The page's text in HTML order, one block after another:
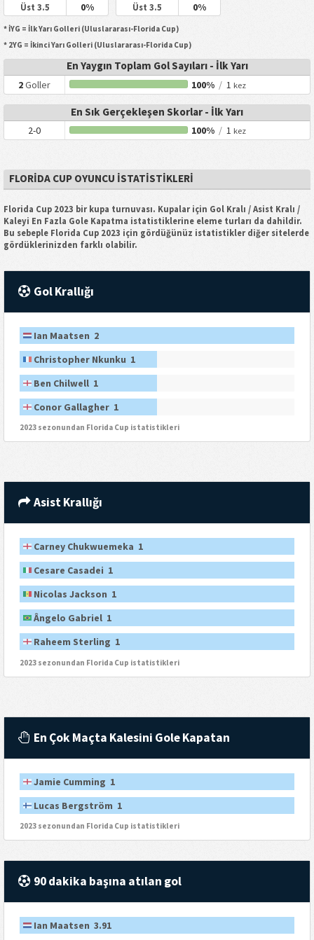
Üst 3.5 0% Üst 3.5 0%
* İYG = İlk Yarı Golleri (Uluslararası-Florida Cup)
* 2YG = İkinci Yarı Golleri (Uluslararası-Florida Cup)
En Yaygın Toplam Gol Sayıları - İlk Yarı
2Goller 100% / 1 kez
En Sık Gerçekleşen Skorlar - İlk Yarı
2-0 100% / 1 kez
FLORIDA CUP OYUNCU İSTATISTIKLERI
Florida Cup 2023 bir kupa turnuvası. Kupalar için Gol Kralı / Asist Kralı /
Kaleyi En Fazla Gole Kapatma istatistiklerine eleme turları da dahildir.
Bu sebeple Florida Cup 2023 için gördüğünüz istatistikler diğer sitelerde
gördüklerinizden farklı olabilir.
Gol Krallığı
Ian Maatsen 2
Christopher Nkunku 1
Ben Chilwell 1
Conor Gallagher 1
2023 sezonundan Florida Cup istatistikleri
Asist Krallığı
Carney Chukwuemeka 1
Cesare Casadei 1
Nicolas Jackson 1
Ângelo Gabriel 1
Raheem Sterling 1
2023 sezonundan Florida Cup istatistikleri
En Çok Maçta Kalesini Gole Kapatan
Jamie Cumming 1
Lucas Bergström 1
2023 sezonundan Florida Cup istatistikleri
90 dakika başına atılan gol
Ian Maatsen 3.91